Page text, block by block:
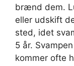
brænd dem.
eller udskift
sted, idet
5 år.
kommer ofte